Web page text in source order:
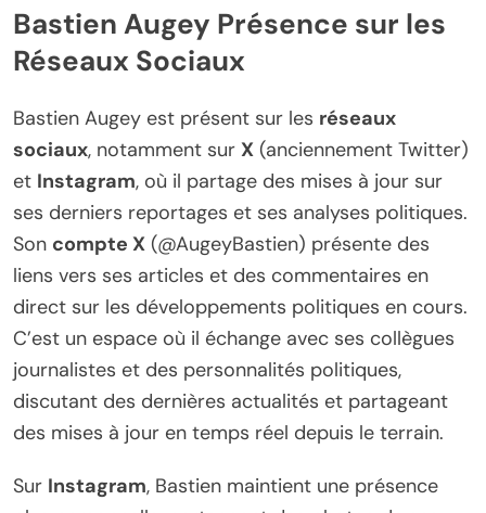
Bastien Augey Présence sur les
Réseaux Sociaux
Bastien Augey est présent sur les réseaux
sociaux, notamment sur X (anciennement Twitter)
et Instagram, où il partage des mises à jour sur
ses derniers reportages et ses analyses politiques.
Son compte X (@AugeyBastien) présente des
liens vers ses articles et des commentaires en
direct sur les développements politiques en cours.
C’est un espace où il échange avec ses collègues
journalistes et des personnalités politiques,
discutant des dernières actualités et partageant
des mises à jour en temps réel depuis le terrain.
Sur Instagram, Bastien maintient une présence